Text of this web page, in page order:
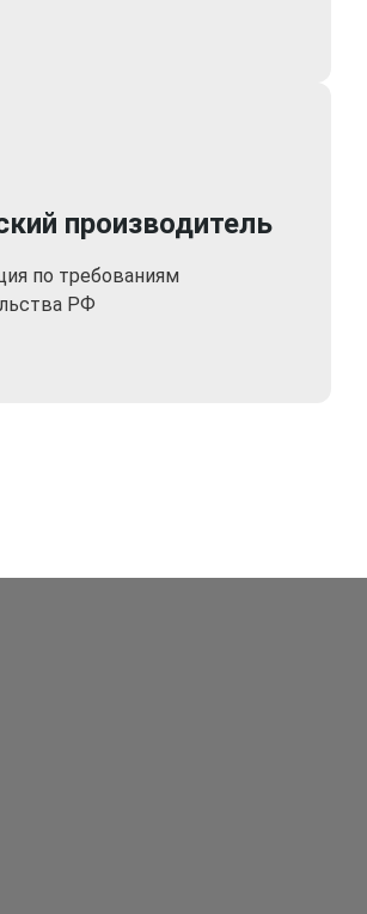
производитель
по требованиям
РФ